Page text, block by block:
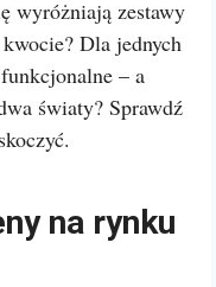
wyróżniają zestawy
Dla jednych
– a
światy? Sprawdź
na rynku